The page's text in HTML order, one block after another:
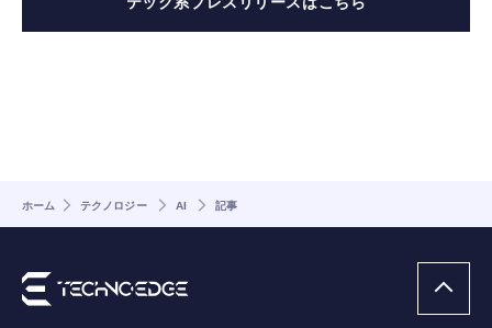
ホーム テクノロジー AI 記事